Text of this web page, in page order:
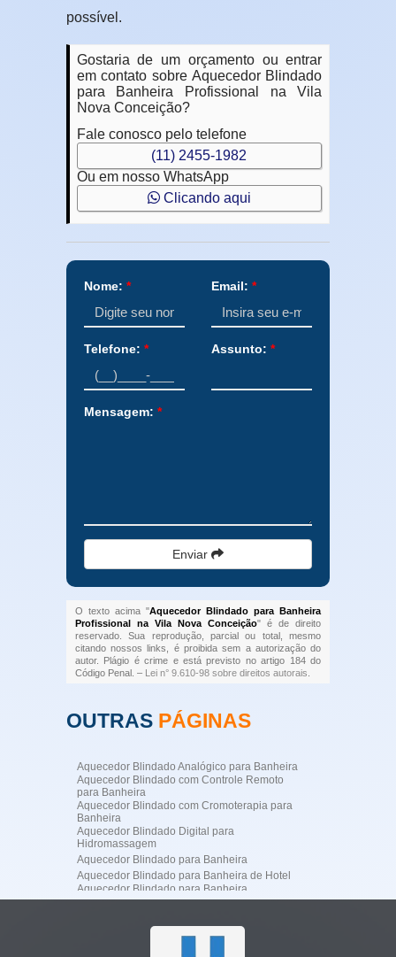
possível.
Gostaria de um orçamento ou entrar
em contato sobre Aquecedor Blindado
para Banheira Profissional na Vila
Nova Conceição?
Fale conosco pelo telefone
(11) 2455-1982
Ou em nosso WhatsApp
Clicando aqui
Nome: * Email: *
Telefone: * Assunto: *
Mensagem: *
Enviar
O texto acima "Aquecedor Blindado para Banheira
Profissional na Vila Nova Conceição" é de direito
reservado. Sua reprodução, parcial ou total, mesmo
citando nossos links, é proibida sem a autorização do
autor. Plágio é crime e está previsto no artigo 184 do
Código Penal. –
Lei n° 9.610-98 sobre direitos autorais
OUTRAS PÁGINAS
Aquecedor Blindado Analógico para Banheira
Aquecedor Blindado com Controle Remoto
para Banheira
Aquecedor Blindado com Cromoterapia para
Banheira
Aquecedor Blindado Digital para
Hidromassagem
Aquecedor Blindado para Banheira
Aquecedor Blindado para Banheira de Hotel
Aquecedor Blindado para Banheira
Profissional
Residencial de Luxo